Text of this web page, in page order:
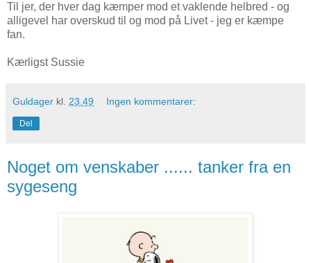
Til jer, der hver dag kæmper mod et vaklende helbred - og
alligevel har overskud til og mod på Livet - jeg er kæmpe
fan.
Kærligst Sussie
Guldager kl. 23.49 Ingen kommentarer:
Del
Noget om venskaber ...... tanker fra en
sygeseng